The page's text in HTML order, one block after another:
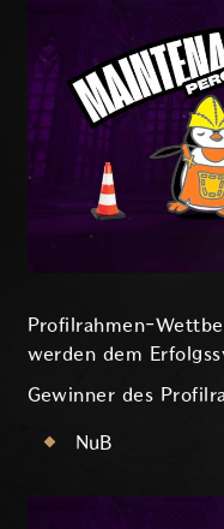
Profilrahmen-
werden dem
Gewinner des
NuB